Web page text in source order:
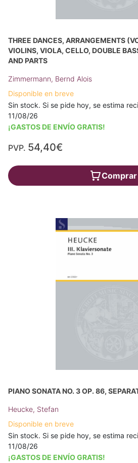
THREE DANCES, ARRANGEMENTS
VIOLINS, VIOLA, CELLO, DOUBLE
AND PARTS
Zimmermann, Bernd Alois
Disponible en breve
Sin stock. Si se pide hoy, se estima
11/08/26
¡GASTOS DE ENVÍO GRATIS!
PVP. 54,40€
Comprar
PIANO SONATA NO. 3 OP. 86,
Heucke, Stefan
Disponible en breve
Sin stock. Si se pide hoy, se estima
11/08/26
¡GASTOS DE ENVÍO GRATIS!